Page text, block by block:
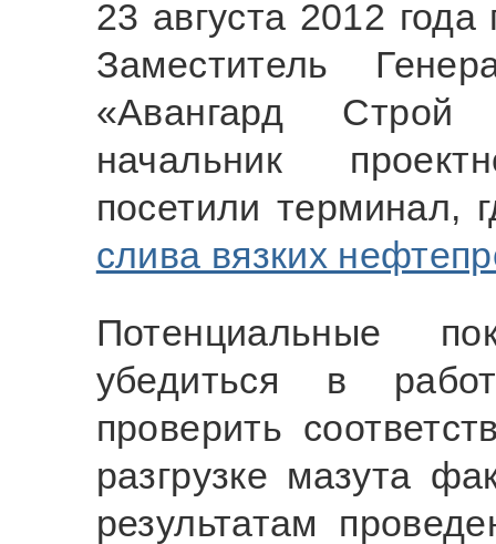
23 августа 2012
Заместитель
«Авангард
начальник
посетили терминал,
слива вязких
Потенциальные
убедиться в
проверить
разгрузке мазута
результатам